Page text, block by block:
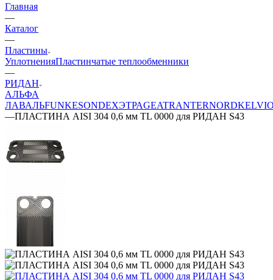
Главная
—
Каталог
—
Пластины
УплотненияПластинчатые теплообменники
—
РИДАН
АЛЬФА
ЛАВАЛЬFUNKESONDEXЭТРАGEATRANTERNORD
—ПЛАСТИНА AISI 304 0,6 мм TL 0000 для РИДАН S43